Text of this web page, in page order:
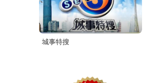
城事特搜